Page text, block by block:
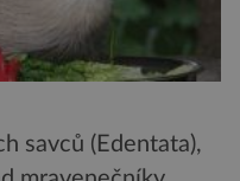
savců (Edentata),